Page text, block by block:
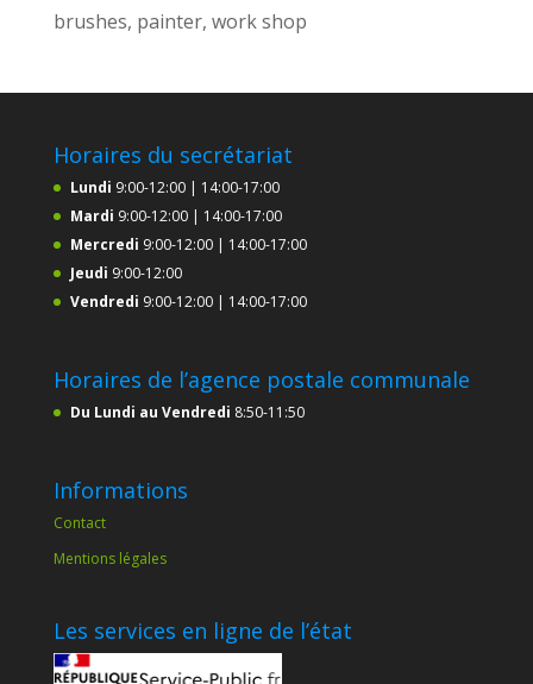
brushes, painter, work shop
Horaires du secrétariat
Lundi 9:00-12:00 | 14:00-17:00
Mardi 9:00-12:00 | 14:00-17:00
Mercredi 9:00-12:00 | 14:00-17:00
Jeudi 9:00-12:00
Vendredi 9:00-12:00 | 14:00-17:00
Horaires de l’agence postale communale
Du Lundi au Vendredi 8:50-11:50
Informations
Contact
Mentions légales
Les services en ligne de l’état